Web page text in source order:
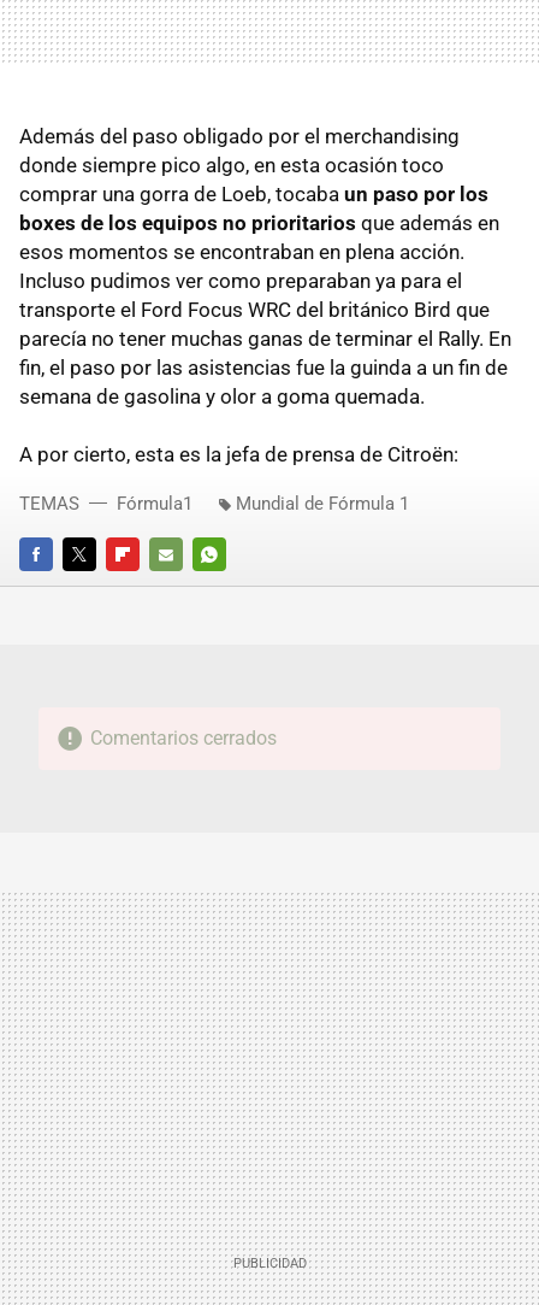
Además del paso obligado por el merchandising
donde siempre pico algo, en esta ocasión toco
comprar una gorra de Loeb, tocaba un paso por los
boxes de los equipos no prioritarios que además en
esos momentos se encontraban en plena acción.
Incluso pudimos ver como preparaban ya para el
transporte el Ford Focus WRC del británico Bird que
parecía no tener muchas ganas de terminar el Rally. En
fin, el paso por las asistencias fue la guinda a un fin de
semana de gasolina y olor a goma quemada.
A por cierto, esta es la jefa de prensa de Citroën:
FACEBOOKTWITTERFLIPBOARD
E-
WHATSAPP
TEMAS Fórmula1 Mundial de Fórmula 1
Comentarios cerrados